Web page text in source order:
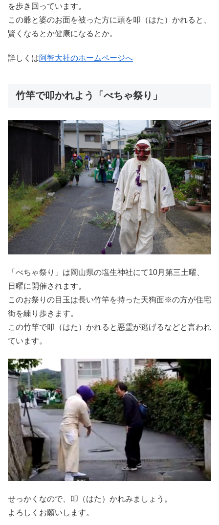
を歩き回っています。
この爺と婆のお面を被った方に頭を叩（はた）かれると、
賢くなるとか健康になるとか。
詳しくは阿智大社のホームページへ
竹竿で叩かれよう「べちゃ祭り」
「べちゃ祭り」は岡山県の塩生神社にて10月第三土曜、
日曜に開催されます。
このお祭りの目玉は長い竹竿を持った天狗面※の方が住宅
街を練り歩きます。
この竹竿で叩（はた）かれると悪霊が逃げるなどと言われ
ています。
せっかくなので、叩（はた）かれみましょう。
よろしくお願いします。